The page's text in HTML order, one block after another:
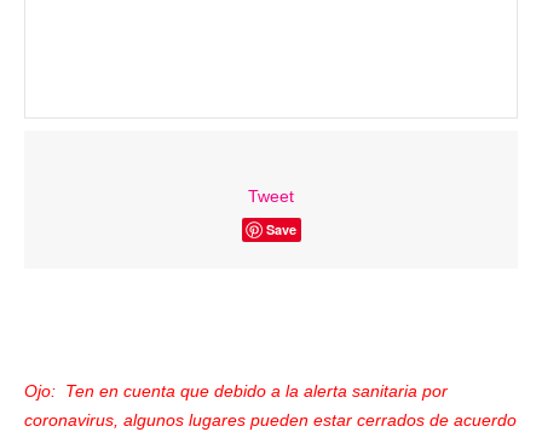
Tweet
Save
Ojo: Ten en cuenta que debido a la alerta sanitaria por
coronavirus, algunos lugares pueden estar cerrados de acuerdo